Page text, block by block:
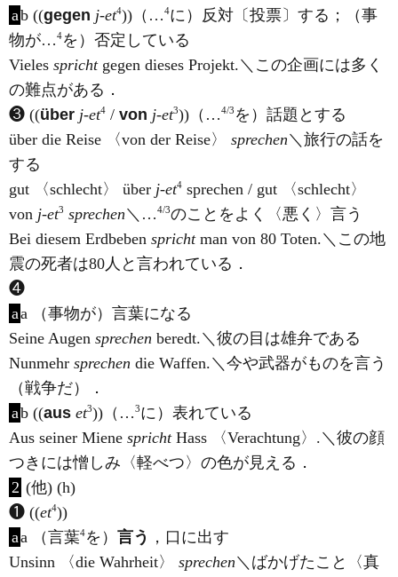
ab ((gegen j-et4))（…4に）反対〔投票〕する；（事
物が…4を）否定している
Vieles sprichtgegen dieses Projekt.＼この企画には多く
の難点がある．
❸ ((über j-et4 / von j-et3))（…4/3 を）話題とする
über die Reise 〈von der Reise〉 sprechen＼旅行の話を
する
gut 〈schlecht〉 über j-et4 sprechen / gut 〈schlecht〉
von j-et3 sprechen＼…4/3のことをよく〈悪く〉言う
Bei diesem Erdbeben sprichtman von 80 Toten.＼この地
震の死者は80人と言われている．
❹
aa （事物が）言葉になる
Seine Augen sprechen beredt.＼彼の目は雄弁である
Nunmehr sprechen die Waffen.＼今や武器がものを言う
（戦争だ）．
ab ((aus et3))（…3に）表れている
Aus seiner Miene sprichtHass 〈Verachtung〉.＼彼の顔
つきには憎しみ〈軽べつ〉の色が見える．
2 (他) (h)
❶ ((et4))
aa （言葉4を） 言う ，口に出す
Unsinn 〈die Wahrheit〉 sprechen＼ばかげたこと〈真